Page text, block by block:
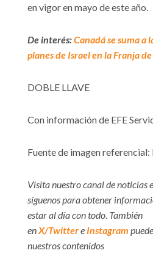
en vigor en mayo de este año.
De interés:Canadá se suma a
planes de Israel en la Franja
DOBLE LLAVE
Con información de EFE
Fuente de imagen referencial:
Visita nuestro canal de noticias
síguenos para obtener
estar al día con todo. También
en X/Twittere Instagram
nuestros contenidos